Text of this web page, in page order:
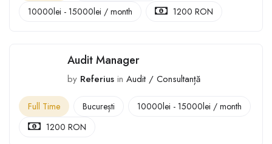
10000lei - 15000lei / month 1200 RON
Audit Manager
by Referius in Audit / Consultanță
Full Time București 10000lei - 15000lei / month
1200 RON